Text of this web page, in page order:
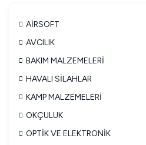
AİRSOFT
AVCILIK
BAKIM MALZEMELERİ
HAVALI SİLAHLAR
KAMP MALZEMELERİ
OKÇULUK
OPTİK VE ELEKTRONİK